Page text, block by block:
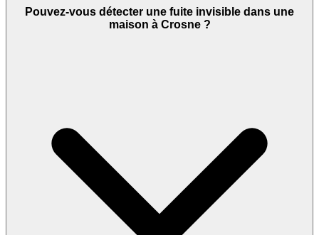
Pouvez-vous détecter une fuite invisible dans une
maison à Crosne ?